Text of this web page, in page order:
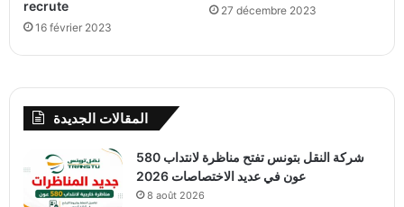
recrute
16 février 2023
27 décembre 2023
المقالات الجديدة
شركة النقل بتونس تفتح مناظرة لانتداب 580
عون في عديد الاختصاصات 2026
8 août 2026